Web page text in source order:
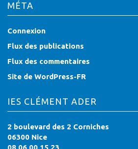
MÉTA
Connexion
Flux des publications
Flux des commentaires
Site de WordPress-FR
IES CLÉMENT ADER
2 boulevard des 2 Corniches
06300 Nice